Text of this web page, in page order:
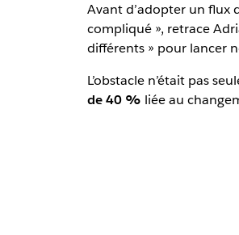
Avant d’adopter un flux
compliqué », retrace
différents » pour lancer
L’obstacle n’était pas
de 40 % liée au